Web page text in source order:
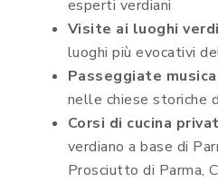
esperti verdiani
Visite ai luoghi
luoghi più evocativi
Passeggiate
nelle chiese storiche
Corsi di cucina
verdiano a base di
Prosciutto di Parma,